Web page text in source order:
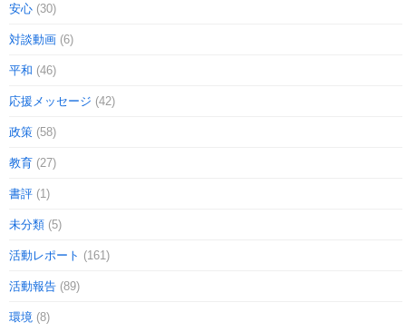
安心 (30)
対談動画 (6)
平和 (46)
応援メッセージ (42)
政策 (58)
教育 (27)
書評 (1)
未分類 (5)
活動レポート (161)
活動報告 (89)
環境 (8)